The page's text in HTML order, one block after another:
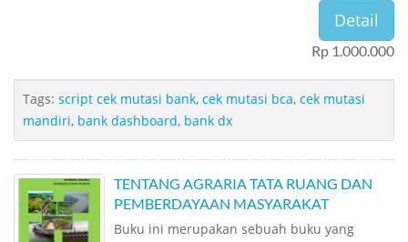
Detail
Rp 1.000.000
Tags: script cek mutasi bank, cek mutasi bca, cek mutasi
mandiri, bank dashboard, bank dx
TENTANG AGRARIA TATA RUANG DAN
PEMBERDAYAAN MASYARAKAT
Buku ini merupakan sebuah buku yang